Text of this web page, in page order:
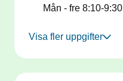
Mån - fre 8:10-9:30
Visa fler uppgifter